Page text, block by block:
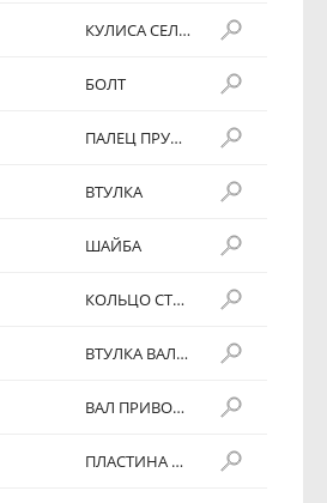
КУЛИСА СЕЛЕКТОРА
БОЛТ
ПАЛЕЦ ПРУЖИННЫЙ
ВТУЛКА
ШАЙБА
КОЛЬЦО СТОПОРНОЕ
ВТУЛКА ВАЛА ПРИВОДА ПАРКОВКИ
ВАЛ ПРИВОДА ПАРКОВКИ
ПЛАСТИНА УПРАВЛЯЮЩАЯ